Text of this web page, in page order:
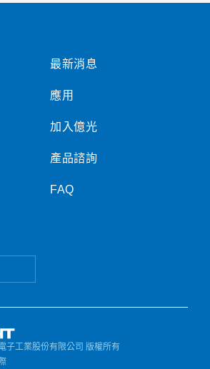
最新消息
應用
加入億光
產品諮詢
FAQ
子工業股份有限公司 版權所有